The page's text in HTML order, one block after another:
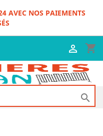
AVEC NOS PAIEMENTS
shopping_cart

